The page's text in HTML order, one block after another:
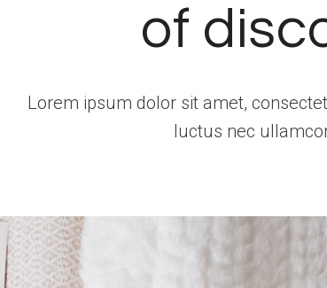
of
Lorem ipsum dolor sit amet,
luctus nec